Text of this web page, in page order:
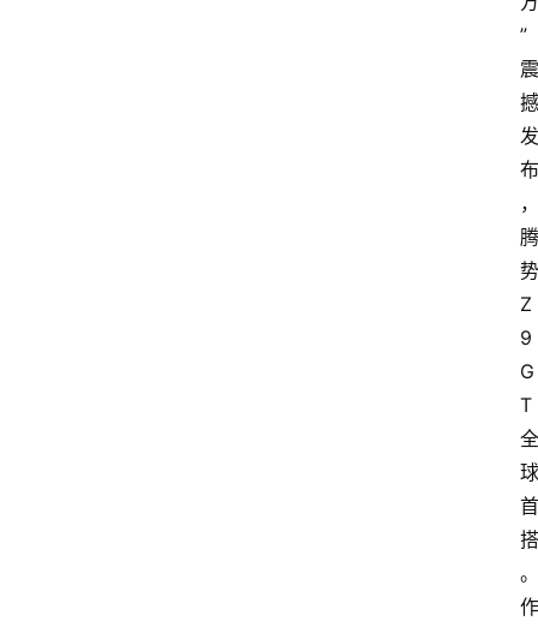
”
震
撼
发
布
，
腾
势
Z
9
G
T
全
球
首
搭
。
作